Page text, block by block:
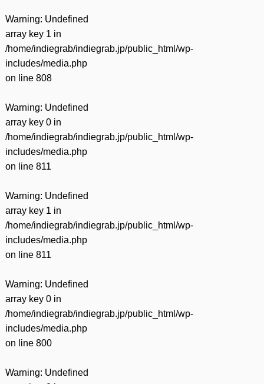
Warning: Undefined
array key 1 in
/home/indiegrab/indiegrab.jp/public_html/wp-
includes/media.php
on line 808
Warning: Undefined
array key 0 in
/home/indiegrab/indiegrab.jp/public_html/wp-
includes/media.php
on line 811
Warning: Undefined
array key 1 in
/home/indiegrab/indiegrab.jp/public_html/wp-
includes/media.php
on line 811
Warning: Undefined
array key 0 in
/home/indiegrab/indiegrab.jp/public_html/wp-
includes/media.php
on line 800
Warning: Undefined